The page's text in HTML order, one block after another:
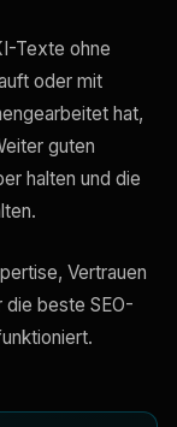
Texte ohne
oder mit
hat,
guten
halten und die
Vertrauen
die beste SEO-